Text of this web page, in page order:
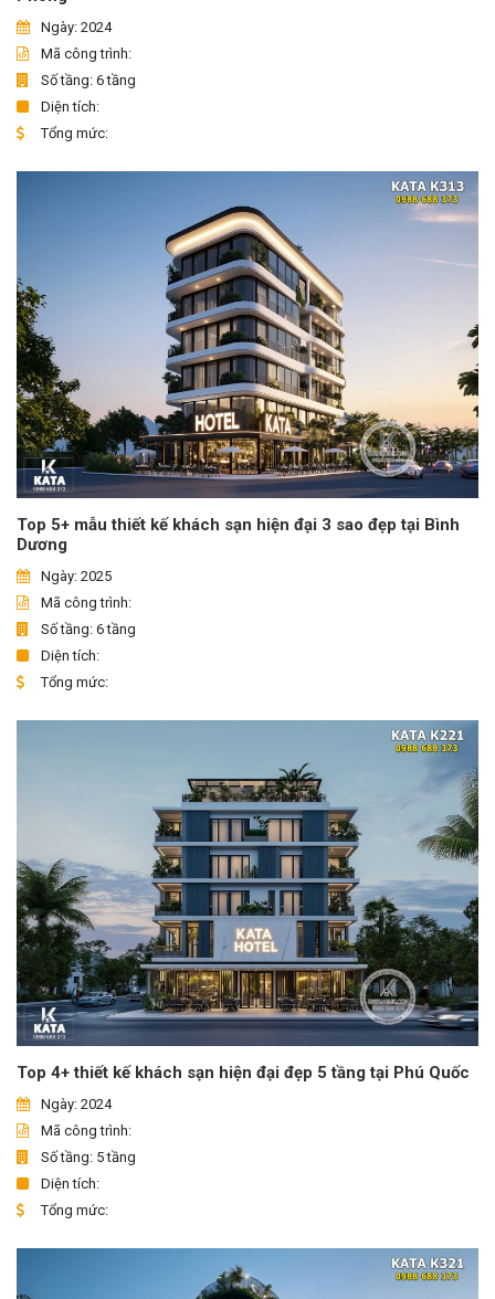
Ngày: 2024
Mã công trình:
Số tầng: 6 tầng
Diện tích:
Tổng mức:
Top 5+ mẫu thiết kế khách sạn hiện đại 3 sao đẹp tại Bình
Dương
Ngày: 2025
Mã công trình:
Số tầng: 6 tầng
Diện tích:
Tổng mức:
Top 4+ thiết kế khách sạn hiện đại đẹp 5 tầng tại Phú Quốc
Ngày: 2024
Mã công trình:
Số tầng: 5 tầng
Diện tích:
Tổng mức: